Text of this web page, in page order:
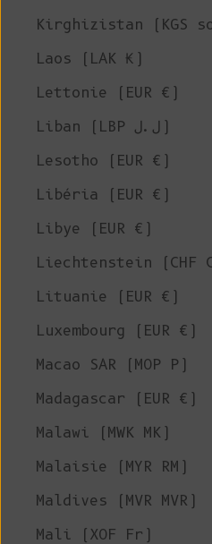
Kirghizistan (KGS
Laos (LAK ₭)
Lettonie (EUR €)
Liban (LBP ل.ل)
Lesotho (EUR €)
Libéria (EUR €)
Libye (EUR €)
Liechtenstein (CHF
Lituanie (EUR €)
Luxembourg (EUR €)
Macao SAR (MOP P)
Madagascar (EUR €)
Malawi (MWK MK)
Malaisie (MYR RM)
Maldives (MVR MVR)
Mali (XOF Fr)